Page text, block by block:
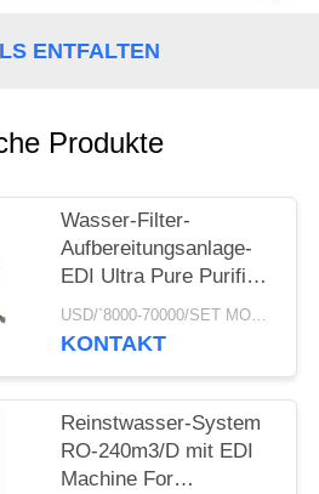
ENTFALTEN
Produkte
Wasser-Filter-
Aufbereitungsanlage-
EDI Ultra Pure Purifier
Machine-Umkehr-
Osmose-System RO-
USD/`8000-70000/SET MOQ:1 Satz
KONTAKT
Reinstwasser-System
RO-240m3/D mit EDI
Machine For